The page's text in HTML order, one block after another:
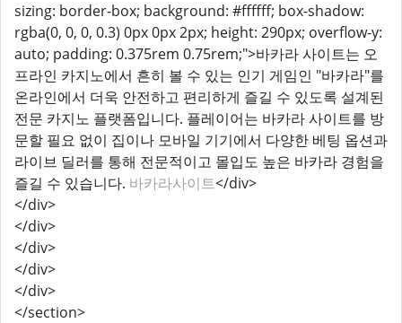
sizing: border-box; background: #ffffff; box-shadow:
rgba(0, 0, 0, 0.3) 0px 0px 2px; height: 290px; overflow-y:
auto; padding: 0.375rem 0.75rem;">바카라 사이트는 오
프라인 카지노에서 흔히 볼 수 있는 인기 게임인 "바카라"를
온라인에서 더욱 안전하고 편리하게 즐길 수 있도록 설계된
전문 카지노 플랫폼입니다. 플레이어는 바카라 사이트를 방
문할 필요 없이 집이나 모바일 기기에서 다양한 베팅 옵션과
라이브 딜러를 통해 전문적이고 몰입도 높은 바카라 경험을
즐길 수 있습니다. 바카라사이트</div>
</div>
</div>
</div>
</div>
</div>
</section>